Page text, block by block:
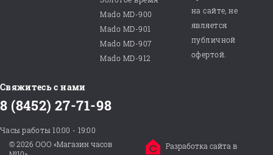
Mado MD-900
Mado MD-901
Mado MD-907
Mado MD-912
на сайте, не
является
публичной
офертой.
Свяжитесь с нами
8 (8452) 27-71-98
Часы работы 10:00 - 19:00
© 2026 ООО «Магазин часов
Разработка сайта в